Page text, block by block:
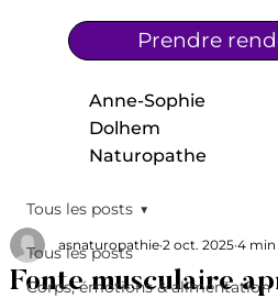
Anne-Sophie
Dolhem
Naturopathe
Prendre
Tous les posts
Corps, émotions & alimentation
Tous les posts
Fonte musculaire
asnaturopathie 2 oct. 2025 4 min